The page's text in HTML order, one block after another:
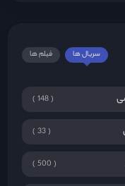
فیلم ها سریال ها
148
33
500